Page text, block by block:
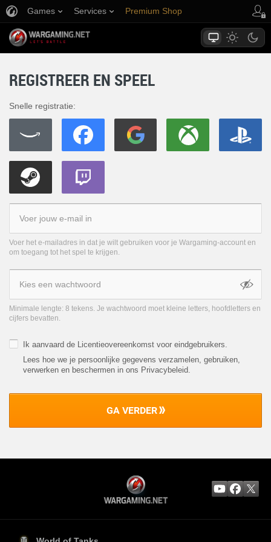
Games Services Premium Shop
REGISTREER EN SPEEL
Snelle registratie:
Voer het e-mailadres in dat je wilt gebruiken voor je Wargaming-account en
om toegang tot het spel te krijgen.
Minimale lengte: 8 tekens. Je wachtwoord moet kleine letters, hoofdletters en
cijfers bevatten.
Ik aanvaard de Licentieovereenkomst voor eindgebruikers.
Lees hoe we je persoonlijke gegevens verzamelen, gebruiken,
verwerken en beschermen in ons Privacybeleid.
GA VERDER